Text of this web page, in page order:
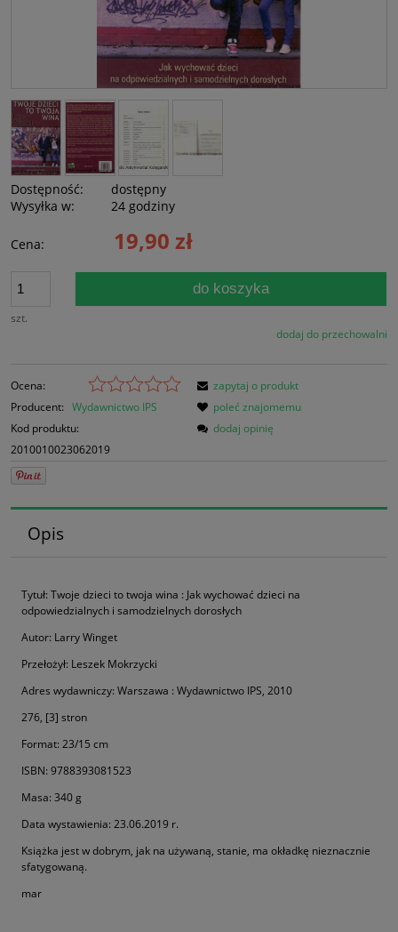
Dostępność:
dostępny
Wysyłka w:
24 godziny
Cena: 19,90 zł
szt.
do koszyka
dodaj do przechowalni
Ocena:
Producent: Wydawnictwo IPS
Kod produktu:
2010010023062019
zapytaj o produkt
poleć znajomemu
dodaj opinię
Opis
Tytuł: Twoje dzieci to twoja wina : Jak wychować dzieci na
odpowiedzialnych i samodzielnych dorosłych
Autor: Larry Winget
Przełożył: Leszek Mokrzycki
Adres wydawniczy: Warszawa : Wydawnictwo IPS, 2010
276, [3] stron
Format: 23/15 cm
ISBN: 9788393081523
Masa: 340 g
Data wystawienia: 23.06.2019 r.
Książka jest w dobrym, jak na używaną, stanie, ma okładkę nieznacznie
sfatygowaną.
mar